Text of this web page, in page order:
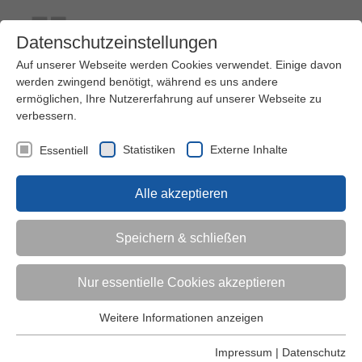
Kontakt Ihre Meinung ist uns wichtig!
Kinder (0-6)
Grundschulkinder
Jugendliche
Datenschutzeinstellungen
Auf unserer Webseite werden Cookies verwendet. Einige davon
werden zwingend benötigt, während es uns andere
ermöglichen, Ihre Nutzererfahrung auf unserer Webseite zu
verbessern.
Essentiell Statistiken Externe Inhalte
Alle akzeptieren
Speichern & schließen
Nur essentielle Cookies akzeptieren
Essentielle Cookies werden für grundlegende Funktionen der
Weitere Informationen anzeigen
Impressum | Datenschutz